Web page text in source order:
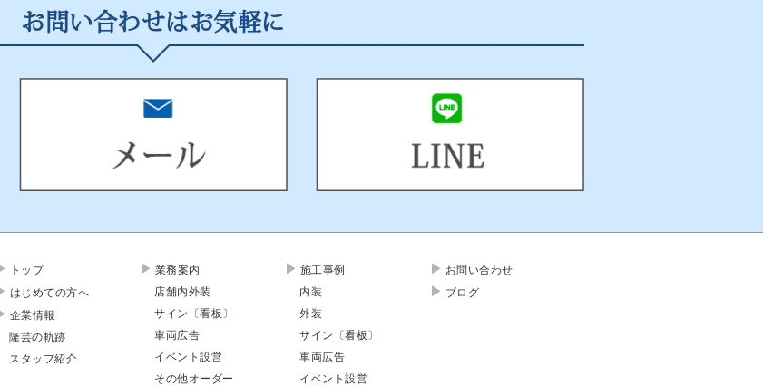
お問い合わせはお気軽に
トップ
はじめての方へ
企業情報
隆芸の軌跡
スタッフ紹介
業務案内
店舗内外装
サイン〔看板〕
車両広告
イベント設営
その他オーダー
施工事例
内装
外装
サイン〔看板〕
車両広告
イベント設営
お問い合わせ
ブログ